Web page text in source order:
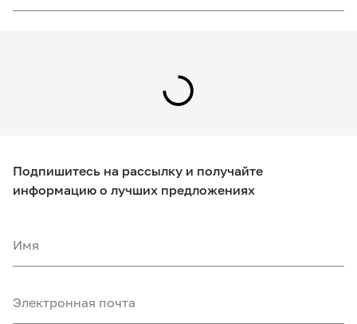
Подпишитесь на рассылку и получайте
информацию о лучших предложениях
Имя
Электронная почта